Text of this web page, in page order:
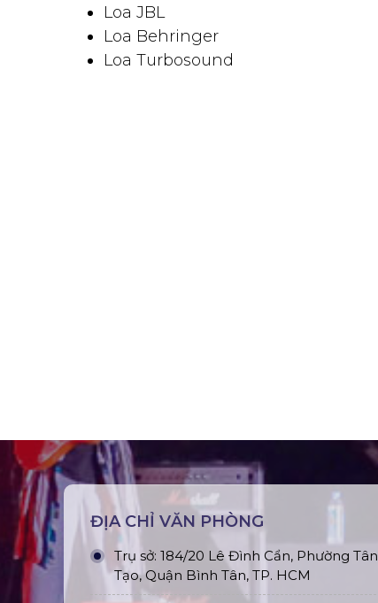
Loa JBL
Loa Behringer
Loa Turbosound
ĐỊA CHỈ VĂN PHÒNG
Trụ sở: 184/20 Lê Đình Cẩn, Phường Tân
Tạo, Quận Bình Tân, TP. HCM